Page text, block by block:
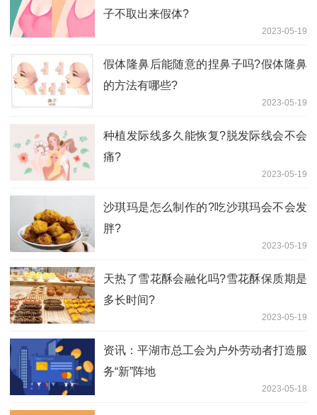
子不取出来假体?
2023-05-19
假体隆鼻后能随意的捏鼻子吗?假体隆鼻
的方法有哪些?
2023-05-19
种植发际线多久能恢复?脱发际线会不会
痛?
2023-05-19
沙琪玛是怎么制作的?吃沙琪玛会不会发
胖?
2023-05-19
天热了雪花酥会融化吗?雪花酥保质期是
多长时间?
2023-05-19
资讯：平湖市总工会为户外劳动者打造服
务“新”阵地
2023-05-18